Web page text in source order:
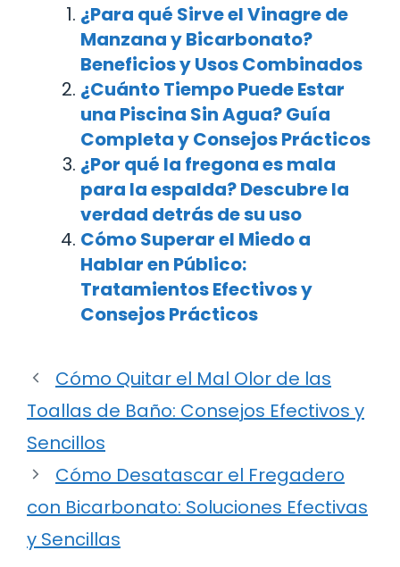
¿Para qué Sirve el Vinagre de
Manzana y Bicarbonato?
Beneficios y Usos Combinados
¿Cuánto Tiempo Puede Estar
una Piscina Sin Agua? Guía
Completa y Consejos Prácticos
¿Por qué la fregona es mala
para la espalda? Descubre la
verdad detrás de su uso
Cómo Superar el Miedo a
Hablar en Público:
Tratamientos Efectivos y
Consejos Prácticos
Cómo Quitar el Mal Olor de las
Toallas de Baño: Consejos Efectivos y
Sencillos
Cómo Desatascar el Fregadero
con Bicarbonato: Soluciones Efectivas
y Sencillas